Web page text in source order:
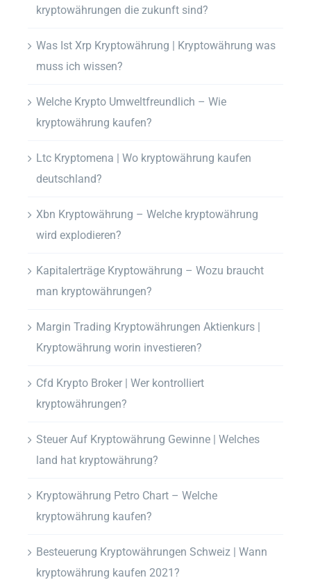
kryptowährungen die zukunft sind?
Was Ist Xrp Kryptowährung | Kryptowährung was
muss ich wissen?
Welche Krypto Umweltfreundlich – Wie
kryptowährung kaufen?
Ltc Kryptomena | Wo kryptowährung kaufen
deutschland?
Xbn Kryptowährung – Welche kryptowährung
wird explodieren?
Kapitalerträge Kryptowährung – Wozu braucht
man kryptowährungen?
Margin Trading Kryptowährungen Aktienkurs |
Kryptowährung worin investieren?
Cfd Krypto Broker | Wer kontrolliert
kryptowährungen?
Steuer Auf Kryptowährung Gewinne | Welches
land hat kryptowährung?
Kryptowährung Petro Chart – Welche
kryptowährung kaufen?
Besteuerung Kryptowährungen Schweiz | Wann
kryptowährung kaufen 2021?